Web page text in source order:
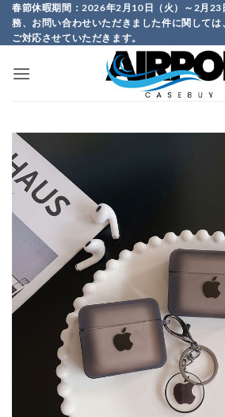
Skip
content
春節休暇期間：2026年2月10日（火）～2月23
務、お問い合わせいただきました件に関して
ご対応させていただきます。